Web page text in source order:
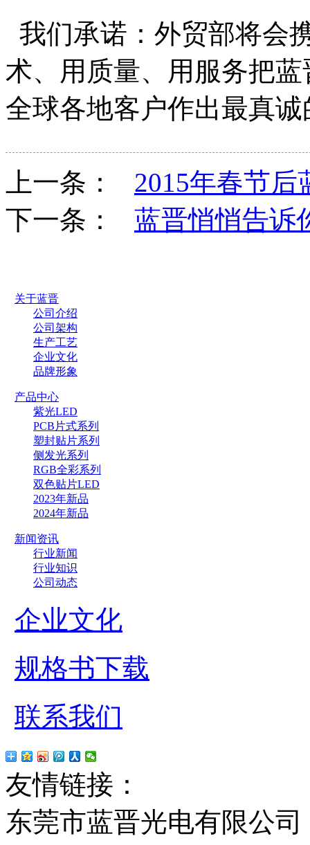
我们承诺：外贸部将会
术、用质量、用服务把
全球各地客户作出最真
上一条： 2015年春节后
下一条： 蓝晋悄悄告诉
关于蓝晋
公司介绍
公司架构
生产工艺
企业文化
品牌形象
产品中心
紫光LED
PCB片式系列
塑封贴片系列
侧发光系列
RGB全彩系列
双色贴片LED
2023年新品
2024年新品
新闻资讯
行业新闻
行业知识
公司动态
企业文化
规格书下载
联系我们
友情链接：
东莞市蓝晋光电有限公